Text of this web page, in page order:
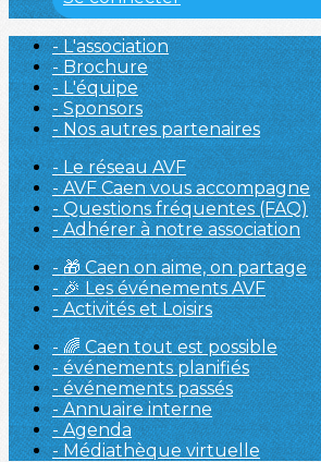
- L'association
- Brochure
- L'équipe
- Sponsors
- Nos autres partenaires
- Le réseau AVF
- AVF Caen vous accompagne
- Questions fréquentes (FAQ)
- Adhérer à notre association
- 🎁 Caen on aime, on partage
- 🎉 Les événements AVF
- Activités et Loisirs
- 🌈 Caen tout est possible
- événements planifiés
- événements passés
- Annuaire interne
- Agenda
- Médiathèque virtuelle